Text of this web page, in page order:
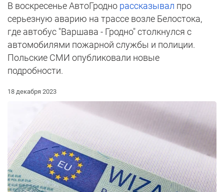
В воскресенье АвтоГродно рассказывал про
серьезную аварию на трассе возле Белостока,
где автобус "Варшава - Гродно" столкнулся с
автомобилями пожарной службы и полиции.
Польские СМИ опубликовали новые
подробности.
18 декабря 2023